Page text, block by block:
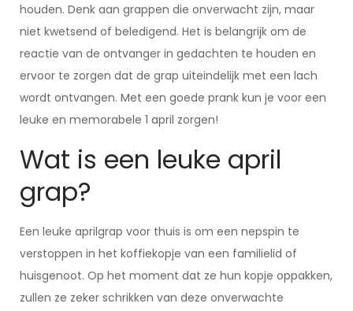
houden. Denk aan grappen die onverwacht zijn, maar
niet kwetsend of beledigend. Het is belangrijk om de
reactie van de ontvanger in gedachten te houden en
ervoor te zorgen dat de grap uiteindelijk met een lach
wordt ontvangen. Met een goede prank kun je voor een
leuke en memorabele 1 april zorgen!
Wat is een leuke april
grap?
Een leuke aprilgrap voor thuis is om een nepspin te
verstoppen in het koffiekopje van een familielid of
huisgenoot. Op het moment dat ze hun kopje oppakken,
zullen ze zeker schrikken van deze onverwachte